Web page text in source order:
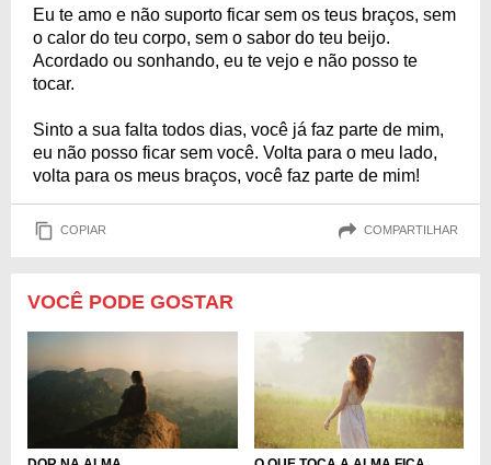
Eu te amo e não suporto ficar sem os teus braços, sem
o calor do teu corpo, sem o sabor do teu beijo.
Acordado ou sonhando, eu te vejo e não posso te
tocar.
Sinto a sua falta todos dias, você já faz parte de mim,
eu não posso ficar sem você. Volta para o meu lado,
volta para os meus braços, você faz parte de mim!
COPIAR COMPARTILHAR
VOCÊ PODE GOSTAR